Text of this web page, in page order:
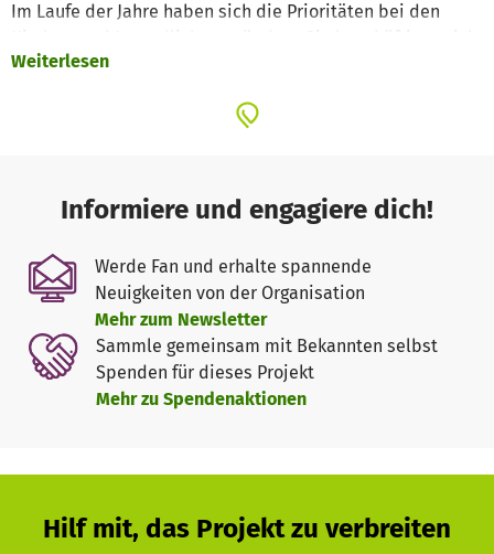
Im Laufe der Jahre haben sich die Prioritäten bei den
heute lieber mit dem Computer oder dem Smartphone.
einstellt ist sehr groß. Abgeschottet von der Allgemeinheit
Wir sehen unsere Aufgabe darin, Kindern und
Jugendlichen eine Alternative aufzuzeigen und möchten
Sie motivieren mit dem Motto „Spaß an Musik – Musik
macht spaß“ ein Instrument zu erlernen oder einfach nur
Ihre Freizeit mit uns zu verbringen.
Die Teilnahme an unseren Musikunterricht ist für Kinder
u. Jugendliche Kostenlos.
können und eventuell auch neue Instrumente anschaffen
können.
Weiterlesen
Informiere und engagiere dich!
Werde Fan und erhalte spannende
Neuigkeiten von der Organisation
Mehr zum Newsletter
Sammle gemeinsam mit Bekannten selbst
Spenden für dieses Projekt
Mehr zu Spendenaktionen
Hilf mit, das Projekt zu verbreiten